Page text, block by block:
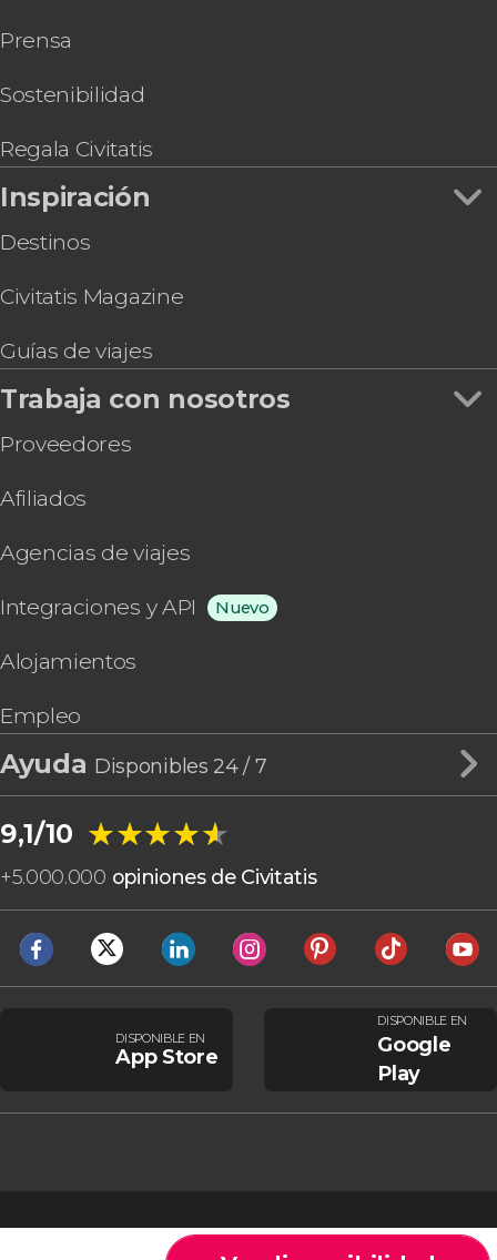
Prensa
Sostenibilidad
Regala Civitatis
Inspiración
Destinos
Civitatis Magazine
Guías de viajes
Trabaja con nosotros
Proveedores
Afiliados
Agencias de viajes
Integraciones y API Nuevo
Alojamientos
Empleo
Ayuda Disponibles 24 / 7
9,1/10 ★★★★★
★★★★★
+5.000.000 opiniones de Civitatis
DISPONIBLE EN
App Store
DISPONIBLE EN
Google
Play